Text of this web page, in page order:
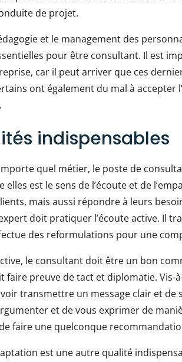
de projet.
et le management des
pour être consultant. Il est
car il peut arriver que ces
ont également du mal à accepter
indispensables
quel métier, le poste de
elles est le sens de l’écoute et de
mais aussi répondre à leurs
doit pratiquer l’écoute active. Il
des reformulations pour une
le consultant doit être un bon
faire preuve de tact et diplomatie. Vis-
transmettre un message clair et de
et de vous exprimer de
faire une quelconque
est une autre qualité